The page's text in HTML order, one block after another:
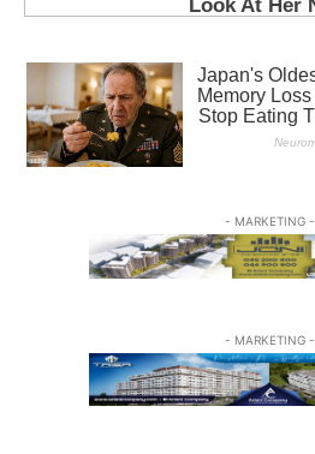
- MARKETING -
- MARKETING -